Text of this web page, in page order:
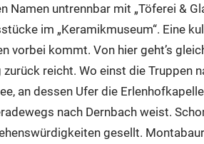
Namen untrennbar mit „Töferei &
im „Keramikmuseum“. Eine
vorbei kommt. Von hier geht’s
reicht. Wo einst die Truppen
an dessen Ufer die
nach Dernbach weist.
gesellt.